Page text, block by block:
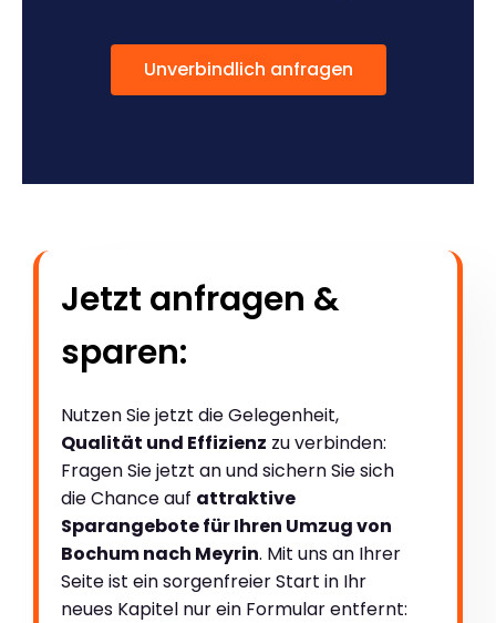
Unverbindlich anfragen
Jetzt anfragen &
sparen:
Nutzen Sie jetzt die Gelegenheit,
Qualität und Effizienz zu verbinden:
Fragen Sie jetzt an und sichern Sie sich
die Chance auf attraktive
Sparangebote für Ihren Umzug von
Bochum nach Meyrin. Mit uns an Ihrer
Seite ist ein sorgenfreier Start in Ihr
neues Kapitel nur ein Formular entfernt: